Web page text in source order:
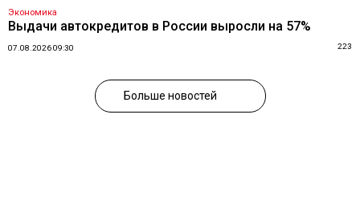
Экономика
Выдачи автокредитов в России выросли на 57%
07.08.2026 09:30 223
Больше новостей